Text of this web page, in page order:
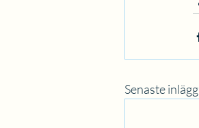
Senaste inlägg